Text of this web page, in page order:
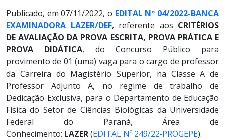
Publicado, em 07/11/2022, o EDITAL Nº 04/2022-BANCA
EXAMINADORA LAZER/DEF, referente aos CRITÉRIOS
DE AVALIAÇÃO DA PROVA ESCRITA, PROVA PRÁTICA E
PROVA DIDÁTICA, do Concurso Público para
provimento de 01 (uma) vaga para o cargo de professor
da Carreira do Magistério Superior, na Classe A de
Professor Adjunto A, no regime de trabalho de
Dedicação Exclusiva, para o Departamento de Educação
Física do Setor de Ciências Biológicas da Universidade
Federal do Paraná, Área de
Conhecimento: LAZER(EDITAL Nº 249/22‐PROGEPE).